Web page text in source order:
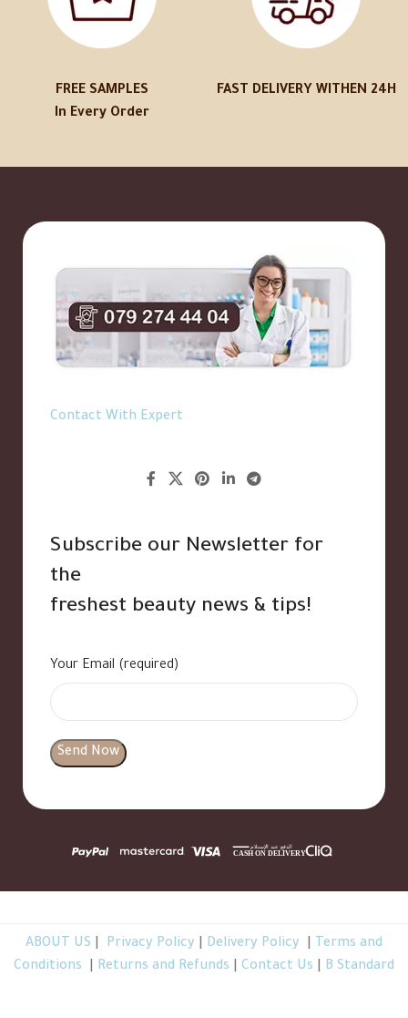
FREE SAMPLES
In Every Order
FAST DELIVERY WITHEN 24H
Contact With Expert
Subscribe our Newsletter for
the
freshest beauty news & tips!
Your Email (required)
ABOUT US Privacy Policy Delivery Policy
Terms and
Conditions
Returns and Refunds Contact Us B Standard